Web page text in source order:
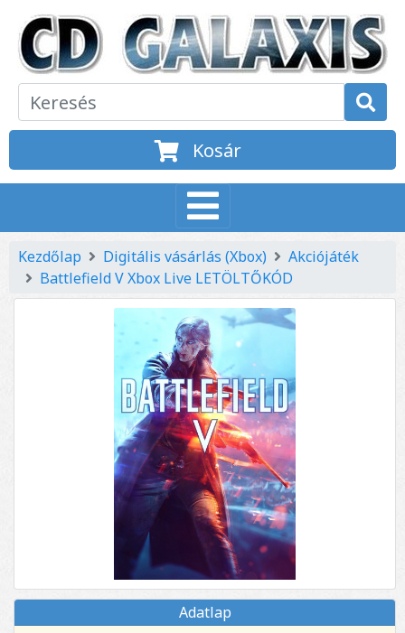
Kosár
Kezdőlap Digitális vásárlás (Xbox)
Akciójáték
Battlefield V Xbox Live LETÖLTŐKÓD
Adatlap